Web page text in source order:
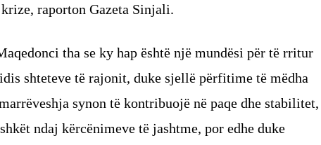
raporton Gazeta Sinjali.
tha se ky hap është një mundësi për të rritur
shteteve të rajonit, duke sjellë përfitime të mëdha
synon të kontribuojë në paqe dhe stabilitet,
ndaj kërcënimeve të jashtme, por edhe duke